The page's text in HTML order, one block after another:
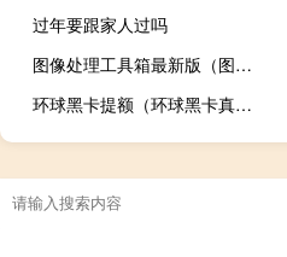
过年要跟家人过吗
图像处理工具箱最新版（图像处理工具箱matlab）
环球黑卡提额（环球黑卡真的有额度吗）